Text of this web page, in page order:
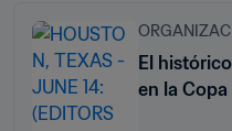
El
en la